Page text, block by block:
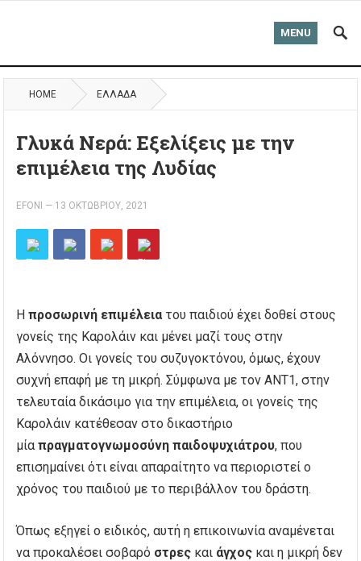
MENU
HOME ΈΛΛΑΔΑ
Γλυκά Νερά: Eξελίξεις με την
επιμέλεια της Λυδίας
EFONI — 13 ΟΚΤΩΒΡΊΟΥ, 2021
Ηπροσωρινή επιμέλειατου παιδιού έχει δοθεί στους
γονείς της Καρολάιν και μένει μαζί τους στην
Αλόννησο. Οι γονείς του συζυγοκτόνου, όμως, έχουν
συχνή επαφή με τη μικρή. Σύμφωνα με τον ANT1, στην
τελευταία δικάσιμο για την επιμέλεια, οι γονείς της
Καρολάιν κατέθεσαν στο δικαστήριο
μίαπραγματογνωμοσύνη παιδοψυχιάτρου, που
επισημαίνει ότι είναι απαραίτητο να περιοριστεί ο
χρόνος του παιδιού με το περιβάλλον του δράστη.
Όπως εξηγεί ο ειδικός, αυτή η επικοινωνία αναμένεται
να προκαλέσει σοβαρό στρες και άγχος και η μικρή δεν